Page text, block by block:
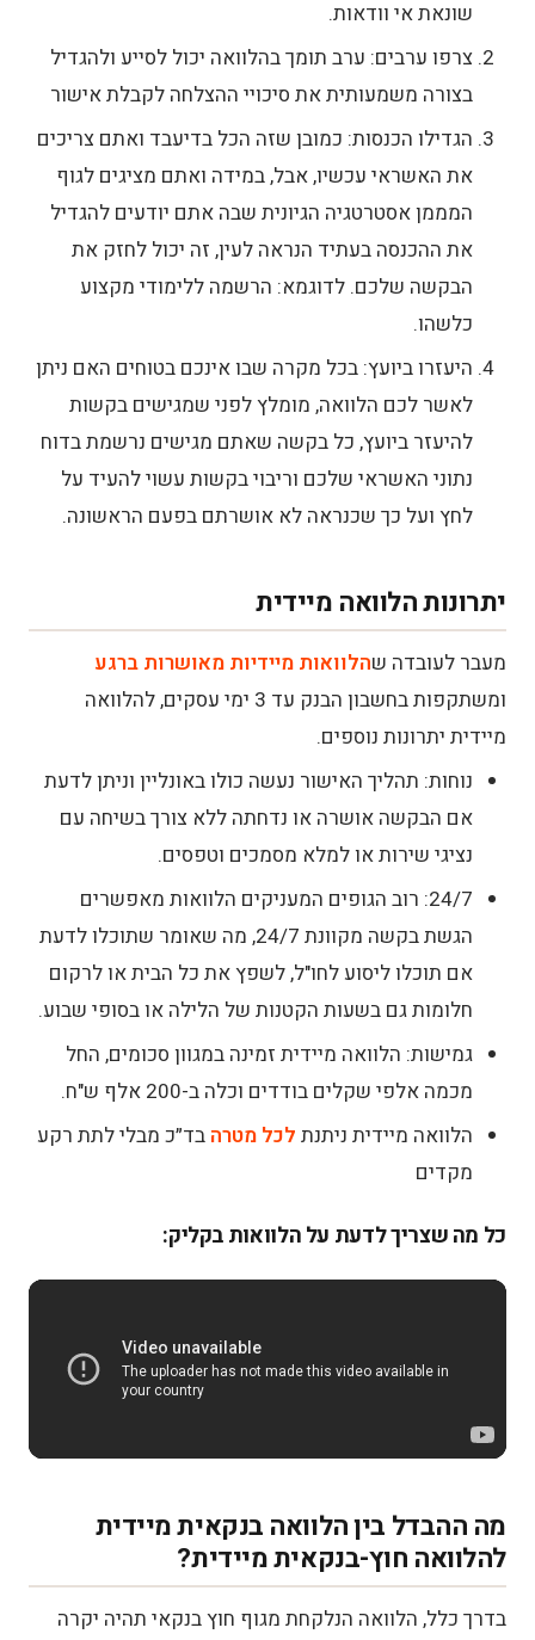
שונאת אי וודאות.
צרפו ערבים: ערב תומך בהלוואה יכול לסייע ולהגדיל
בצורה משמעותית את סיכויי ההצלחה לקבלת אישור
הגדילו הכנסות: כמובן שזה הכל בדיעבד ואתם צריכים
את האשראי עכשיו, אבל, במידה ואתם מציגים לגוף
המממן אסטרטגיה הגיונית שבה אתם יודעים להגדיל
את ההכנסה בעתיד הנראה לעין, זה יכול לחזק את
הבקשה שלכם. לדוגמא: הרשמה ללימודי מקצוע
כלשהו.
היעזרו ביועץ: בכל מקרה שבו אינכם בטוחים האם ניתן
לאשר לכם הלוואה, מומלץ לפני שמגישים בקשות
להיעזר ביועץ, כל בקשה שאתם מגישים נרשמת בדוח
נתוני האשראי שלכם וריבוי בקשות עשוי להעיד על
לחץ ועל כך שכנראה לא אושרתם בפעם הראשונה.
יתרונות הלוואה מיידית
מעבר לעובדה שהלוואות מיידיות מאושרות ברגע
ומשתקפות בחשבון הבנק עד 3 ימי עסקים, להלוואה
מיידית יתרונות נוספים.
נוחות: תהליך האישור נעשה כולו באונליין וניתן לדעת
אם הבקשה אושרה או נדחתה ללא צורך בשיחה עם
נציגי שירות או למלא מסמכים וטפסים.
24/7: רוב הגופים המעניקים הלוואות מאפשרים
הגשת בקשה מקוונת 24/7, מה שאומר שתוכלו לדעת
אם תוכלו ליסוע לחו"ל, לשפץ את כל הבית או לרקום
חלומות גם בשעות הקטנות של הלילה או בסופי שבוע.
גמישות: הלוואה מיידית זמינה במגוון סכומים, החל
מכמה אלפי שקלים בודדים וכלה ב-200 אלף ש"ח.
הלוואה מיידית ניתנת לכל מטרה בד״כ מבלי לתת רקע
מקדים
כל מה שצריך לדעת על הלוואות בקליק:
מה ההבדל בין הלוואה בנקאית מיידית
להלוואה חוץ-בנקאית מיידית?
בדרך כלל, הלוואה הנלקחת מגוף חוץ בנקאי תהיה יקרה